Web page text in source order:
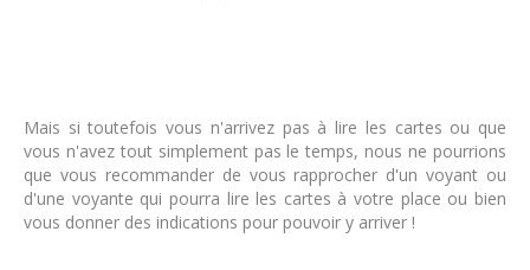
Mais si toutefois vous n'arrivez pas à lire les cartes ou que
vous n'avez tout simplement pas le temps, nous ne pourrions
que vous recommander de vous rapprocher d'un voyant ou
d'une voyante qui pourra lire les cartes à votre place ou bien
vous donner des indications pour pouvoir y arriver !